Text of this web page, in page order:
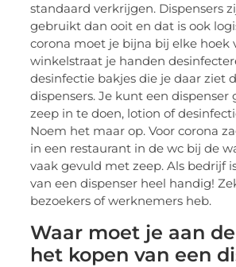
standaard verkrijgen. Dispensers
gebruikt dan ooit en dat is ook
corona moet je bijna bij elke hoek
winkelstraat je handen
desinfectie bakjes die je daar ziet
dispensers. Je kunt een dispenser
zeep in te doen, lotion of
Noem het maar op. Voor corona
in een restaurant in de wc bij de
vaak gevuld met zeep. Als bedrijf
van een dispenser heel handig!
bezoekers of werknemers heb.
Waar moet je aan
het kopen van een